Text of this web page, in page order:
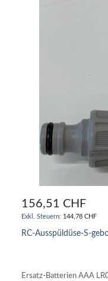
156,51 CHF
144,78 CHF
RC-Ausspüldüse-S-
Ersatz-Batterien AAA